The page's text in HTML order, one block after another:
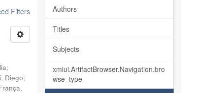
Filters
;
Diego;
Authors
Titles
Subjects
xmlui.ArtifactBrowser.Navigation.bro
wse_type